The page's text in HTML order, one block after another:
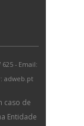
- Email:
adweb.pt
caso de
Entidade